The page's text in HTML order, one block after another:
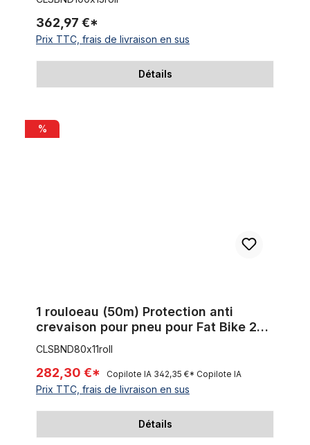
362,97 €*
Prix TTC, frais de livraison en sus
Détails
1 rouloeau (50m) Protection anti crevaison pour pneu pour
%
1 rouloeau (50m) Protection anti
crevaison pour pneu pour Fat Bike 20-
29 pouces / largeur 80 mm
CLSBND80x11roll
282,30 €* Copilote IA 342,35 €* Copilote IA
Prix TTC, frais de livraison en sus
Détails